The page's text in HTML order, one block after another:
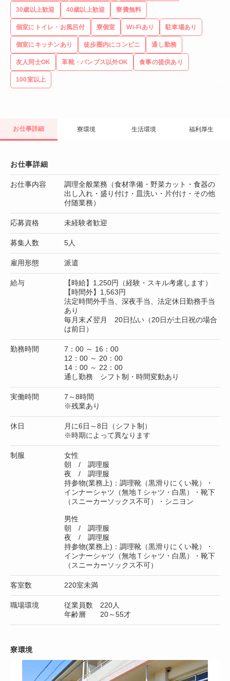
30歳以上歓迎 40歳以上歓迎 寮費無料
個室にトイレ・お風呂付 寮個室 Wi-Fiあり 駐車場あり
個室にキッチンあり 徒歩圏内にコンビニ 通し勤務
友人同士OK 革靴・パンプス以外OK 食事の提供あり
100室以上
お仕事詳細 寮環境 生活環境 福利厚生
お仕事詳細
お仕事内容
調理全般業務（食材準備・野菜カット・食器の
出し入れ・盛り付け・皿洗い・片付け・その他
付随業務）
応募資格 未経験者歓迎
募集人数 5人
雇用形態 派遣
給与
【時給】1,250円（経験・スキル考慮します）
【時間外】1,563円
法定時間外手当、深夜手当、法定休日勤務手当
あり
毎月末〆翌月 20日払い（20日が土日祝の場合
は前日）
勤務時間
7：00 ～ 16：00
12：00 ～ 20：00
14：00 ～ 22：00
通し勤務 シフト制・時間変動あり
実働時間
7～8時間
※残業あり
休日
月に6日～8日（シフト制）
※時期によって異なります
制服
女性
朝 / 調理服
夜 / 調理服
持参物(業務上)：調理靴（黒滑りにくい靴）・
インナーシャツ（無地Ｔシャツ・白黒）・靴下
（スニーカーソックス不可）・シニヨン
男性
朝 / 調理服
夜 / 調理服
持参物(業務上)：調理靴（黒滑りにくい靴）・
インナーシャツ（無地Ｔシャツ・白黒）・靴下
（スニーカーソックス不可）
客室数 220室未満
職場環境
従業員数 220人
年齢層 20～55才
寮環境